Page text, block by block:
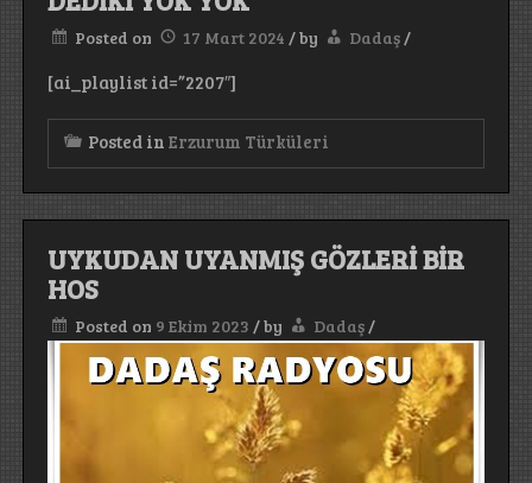
Posted on 17 Mart 2024 /by Dadaş /
[ai_playlist id=”2207″]
Posted in Erzurum Türküleri
UYKUDAN UYANMIŞ GÖZLERİ BİR
HOS
Posted on 9 Ekim 2023 /by Dadaş/